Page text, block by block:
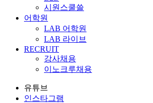
시원스쿨쓸
어학원
LAB 어학원
LAB 라이브
RECRUIT
강사채용
이노크루채용
유튜브
인스타그램